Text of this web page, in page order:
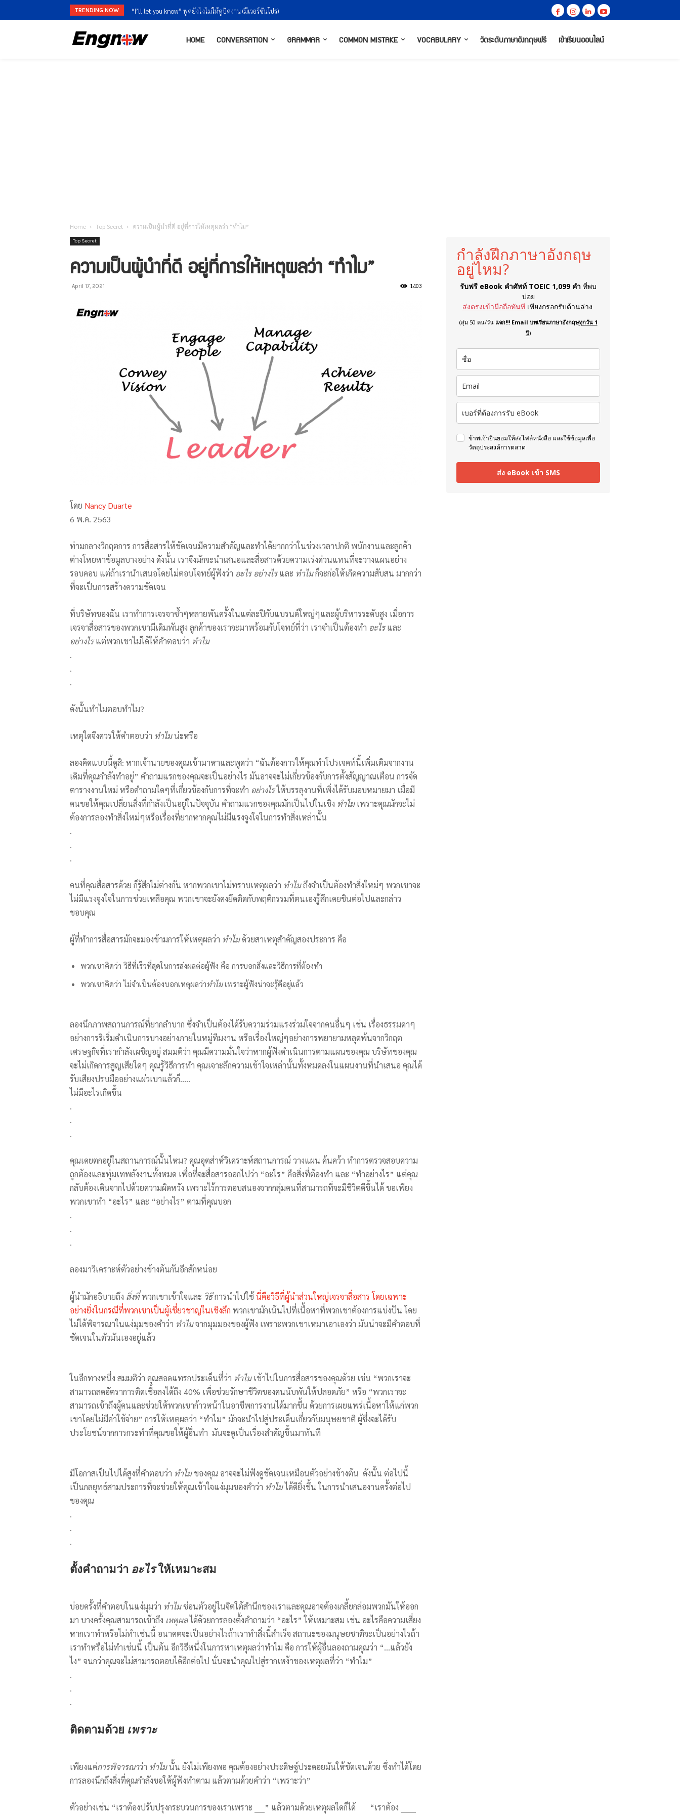
TRENDING NOW “I’ll let you know” พูดยังไงไม่ให้ดูปัดงาน (มีเวอร์ชันโปร)
HOME CONVERSATION GRAMMAR COMMON MISTAKE VOCABULARY วัดระดับภาษาอังกฤษฟรี เข้าเรียนออนไลน์
Home Top Secret ความเป็นผู้นำที่ดี อยู่ที่การให้เหตุผลว่า “ทำไม”
Top Secret
ความเป็นผู้นำที่ดี อยู่ที่การให้เหตุผลว่า “ทำไม”
April 17, 2021 1403
โดย Nancy Duarte
6 พ.ค. 2563
ท่ามกลางวิกฤตการ การสื่อสารให้ชัดเจนมีความสำคัญและทำได้ยากกว่าในช่วงเวลาปกติ พนักงานและลูกค้า
ต่างโหยหาข้อมูลบางอย่าง ดังนั้น เราจึงมักจะนำเสนอและสื่อสารด้วยความเร่งด่วนแทนที่จะวางแผนอย่าง
รอบคอบ แต่ถ้าเรานำเสนอโดยไม่ตอบโจทย์ผู้ฟังว่า อะไร อย่างไรและ ทำไมก็จะก่อให้เกิดความสับสน มากกว่า
ที่จะเป็นการสร้างความชัดเจน
ที่บริษัทของฉัน เราทำการเจรจาซ้ำๆหลายพันครั้งในแต่ละปีกับแบรนด์ใหญ่ๆและผู้บริหารระดับสูง เมื่อการ
เจรจาสื่อสารของพวกเขามีเดิมพันสูง ลูกค้าของเราจะมาพร้อมกับโจทย์ที่ว่า เราจำเป็นต้องทำ อะไรและ
อย่างไรแต่พวกเขาไม่ได้ให้คำตอบว่า ทำไม
.
.
.
ดังนั้นทำไมตอบทำไม?
เหตุใดจึงควรให้คำตอบว่า ทำไมน่ะหรือ
ลองคิดแบบนี้ดูสิ: หากเจ้านายของคุณเข้ามาหาและพูดว่า “ฉันต้องการให้คุณทำโปรเจคท์นี้เพิ่มเติมจากงาน
เดิมที่คุณกำลังทำอยู่” คำถามแรกของคุณจะเป็นอย่างไร มันอาจจะไม่เกี่ยวข้องกับการตั้งสัญญาณเตือน การจัด
ตารางงานใหม่ หรือคำถามใดๆที่เกี่ยวข้องกับการที่จะทำ อย่างไรให้บรรลุงานที่เพิ่งได้รับมอบหมายมา เมื่อมี
คนขอให้คุณเปลี่ยนสิ่งที่กำลังเป็นอยู่ในปัจจุบัน คำถามแรกของคุณมักเป็นไปในเชิง ทำไมเพราะคุณมักจะไม่
ต้องการลองทำสิ่งใหม่ๆหรือเรื่องที่ยากหากคุณไม่มีแรงจูงใจในการทำสิ่งเหล่านั้น
.
.
.
คนที่คุณสื่อสารด้วย ก็รู้สึกไม่ต่างกัน หากพวกเขาไม่ทราบเหตุผลว่า ทำไมถึงจำเป็นต้องทำสิ่งใหม่ๆ พวกเขาจะ
ไม่มีแรงจูงใจในการช่วยเหลือคุณ พวกเขาจะยังคงยึดติดกับพฤติกรรมที่ตนเองรู้สึกเคยชินต่อไปและกล่าว
ขอบคุณ
ผู้ที่ทำการสื่อสารมักจะมองข้ามการให้เหตุผลว่า ทำไมด้วยสาเหตุสำคัญสองประการ คือ
พวกเขาคิดว่า วิธีที่เร็วที่สุดในการส่งผลต่อผู้ฟัง คือ การบอกสิ่งและวิธีการที่ต้องทำ
พวกเขาคิดว่า ไม่จำเป็นต้องบอกเหตุผลว่าทำไมเพราะผู้ฟังน่าจะรู้ดีอยู่แล้ว
ลองนึกภาพสถานการณ์ที่ยากลำบาก ซึ่งจำเป็นต้องได้รับความร่วมแรงร่วมใจจากคนอื่นๆ เช่น เรื่องธรรมดาๆ
อย่างการริเริ่มดำเนินการบางอย่างภายในหมู่ทีมงาน หรือเรื่องใหญ่ๆอย่างการพยายามหลุดพ้นจากวิกฤต
เศรษฐกิจที่เรากำลังเผชิญอยู่ สมมติว่า คุณมีความมั่นใจว่าหากผู้ฟังดำเนินการตามแผนของคุณ บริษัทของคุณ
จะไม่เกิดการสูญเสียใดๆ คุณรู้วิธีการทำ คุณเจาะลึกความเข้าใจเหล่านั้นทั้งหมดลงในแผนงานที่นำเสนอ คุณได้
รับเสียงปรบมืออย่างแผ่วเบาแล้วก็…..
ไม่มีอะไรเกิดขึ้น
.
.
.
คุณเคยตกอยู่ในสถานการณ์นั้นไหม? คุณอุตส่าห์วิเคราะห์สถานการณ์ วางแผน ค้นคว้า ทำการตรวจสอบความ
ถูกต้องและทุ่มเทพลังงานทั้งหมด เพื่อที่จะสื่อสารออกไปว่า “อะไร” คือสิ่งที่ต้องทำ และ “ทำอย่างไร” แต่คุณ
กลับต้องเดินจากไปด้วยความผิดหวัง เพราะไร้การตอบสนองจากกลุ่มคนที่สามารถที่จะมีชีวิตดีขึ้นได้ ขอเพียง
พวกเขาทำ “อะไร” และ “อย่างไร” ตามที่คุณบอก
.
.
.
ลองมาวิเคราะห์ตัวอย่างข้างต้นกันอีกสักหน่อย
ผู้นำมักอธิบายถึง สิ่งที่พวกเขาเข้าใจและ วิธีการนำไปใช้นี่คือวิธีที่ผู้นำส่วนใหญ่เจรจาสื่อสาร โดยเฉพาะ
อย่างยิ่งในกรณีที่พวกเขาเป็นผู้เชี่ยวชาญในเชิงลึก พวกเขามักเน้นไปที่เนื้อหาที่พวกเขาต้องการแบ่งปัน โดย
ไม่ได้พิจารณาในแง่มุมของคำว่า ทำไมจากมุมมองของผู้ฟัง เพราะพวกเขาเหมาเอาเองว่า มันน่าจะมีคำตอบที่
ชัดเจนในตัวมันเองอยู่แล้ว
ในอีกทางหนึ่ง สมมติว่า คุณสอดแทรกประเด็นที่ว่า ทำไมเข้าไปในการสื่อสารของคุณด้วย เช่น “พวกเราจะ
สามารถลดอัตราการติดเชื้อลงได้ถึง 40% เพื่อช่วยรักษาชีวิตของคนนับพันให้ปลอดภัย” หรือ “พวกเราจะ
สามารถเข้าถึงผู้คนและช่วยให้พวกเขาก้าวหน้าในอาชีพการงานได้มากขึ้น ด้วยการเผยแพร่เนื้อหาให้แก่พวก
เขาโดยไม่มีค่าใช้จ่าย” การให้เหตุผลว่า “ทำไม” มักจะนำไปสู่ประเด็นเกี่ยวกับมนุษยชาติ ผู้ซึ่งจะได้รับ
ประโยชน์จากการกระทำที่คุณขอให้ผู้อื่นทำ มันจะดูเป็นเรื่องสำคัญขึ้นมาทันที
มีโอกาสเป็นไปได้สูงที่คำตอบว่า ทำไมของคุณ อาจจะไม่ฟังดูชัดเจนเหมือนตัวอย่างข้างต้น ดังนั้น ต่อไปนี้
เป็นกลยุทธ์สามประการที่จะช่วยให้คุณเข้าใจแง่มุมของคำว่า ทำไมได้ดียิ่งขึ้น ในการนำเสนองานครั้งต่อไป
ของคุณ
.
.
.
ตั้งคำถามว่า อะไรให้เหมาะสม
บ่อยครั้งที่คำตอบในแง่มุมว่า ทำไมซ่อนตัวอยู่ในจิตใต้สำนึกของเราและคุณอาจต้องเกลี้ยกล่อมพวกมันให้ออก
มา บางครั้งคุณสามารถเข้าถึง เหตุผลได้ด้วยการลองตั้งคำถามว่า “อะไร” ให้เหมาะสม เช่น อะไรคือความเสี่ยง
หากเราทำหรือไม่ทำเช่นนี้ อนาคตจะเป็นอย่างไรถ้าเราทำสิ่งนี้สำเร็จ สถานะของมนุษยชาติจะเป็นอย่างไรถ้า
เราทำหรือไม่ทำเช่นนี้ เป็นต้น อีกวิธีหนึ่งในการหาเหตุผลว่าทำไม คือ การให้ผู้อื่นลองถามคุณว่า “…แล้วยัง
ไง” จนกว่าคุณจะไม่สามารถตอบได้อีกต่อไป นั่นจะนำคุณไปสู่รากเหง้าของเหตุผลที่ว่า “ทำไม”
.
.
.
ติดตามด้วย เพราะ
เพียงแค่การพิจารณาว่า ทำไมนั้น ยังไม่เพียงพอ คุณต้องอย่างประดิษฐ์ประดอยมันให้ชัดเจนด้วย ซึ่งทำได้โดย
การลองนึกถึงสิ่งที่คุณกำลังขอให้ผู้ฟังทำตาม แล้วตามด้วยคำว่า “เพราะว่า”
ตัวอย่างเช่น “เราต้องปรับปรุงกระบวนการของเราเพราะ ____” แล้วตามด้วยเหตุผลใดก็ได้ “เราต้อง ______
กำลังฝึกภาษาอังกฤษ
อยู่ไหม?
รับฟรี eBook คำศัพท์ TOEIC 1,099 คำ ที่พบ
บ่อย
ส่งตรงเข้ามือถือทันที เพียงกรอกรับด้านล่าง
(สุ่ม 50 คน/วัน แจก!!! Email บทเรียนภาษาอังกฤษทุกวัน 1
ปี)
ข้าพเจ้ายินยอมให้ส่งไฟล์หนังสือ และใช้ข้อมูลเพื่อ
วัตถุประสงค์การตลาด
ส่ง eBook เข้า SMS